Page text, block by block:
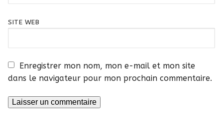
SITE WEB
Enregistrer mon nom, mon e-mail et mon site
dans le navigateur pour mon prochain commentaire.